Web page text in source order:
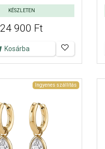
KÉSZLETEN
24 900 Ft
Kosárba
Ingyenes szállítás